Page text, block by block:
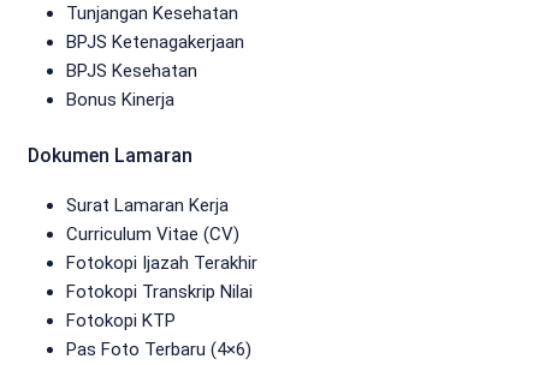
Tunjangan Kesehatan
BPJS Ketenagakerjaan
BPJS Kesehatan
Bonus Kinerja
Dokumen Lamaran
Surat Lamaran Kerja
Curriculum Vitae (CV)
Fotokopi Ijazah Terakhir
Fotokopi Transkrip Nilai
Fotokopi KTP
Pas Foto Terbaru (4×6)